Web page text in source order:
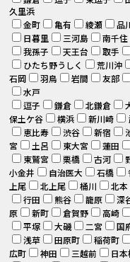
久里浜
金町
亀有 綾瀬 品
日暮里
三河島 南千住
我孫子
天王台 取手
ひたち野うしく
荒川沖
石岡
羽鳥 岩間 友部
水戸
逗子
鎌倉 北鎌倉
保土ケ谷
横浜 新川崎
恵比寿
渋谷 新宿
宮
土呂 東大宮 蓮田
東鷲宮
栗橋 古河
小金井
自治医大 石橋
上尾
北上尾 桶川 北本
行田
熊谷 籠原 深
原
新町 倉賀野 高崎
平塚
大磯 二宮 国
浅草
田原町 稲荷町
広町
神田 三越前 日